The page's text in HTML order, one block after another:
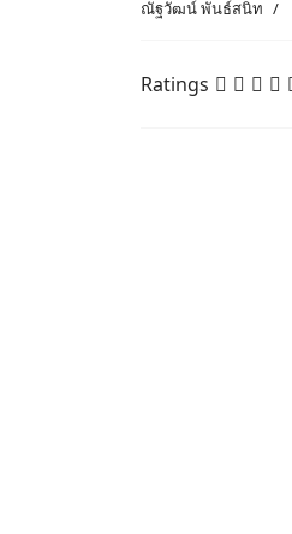
ณัฐวัฒน์ พันธ์สนิท
Ratings